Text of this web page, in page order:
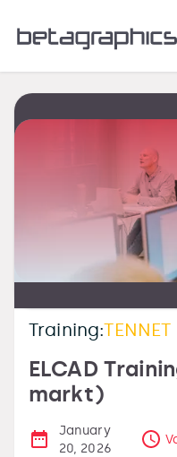
Training:TENNET
ELCAD
markt)
January
20, 2026